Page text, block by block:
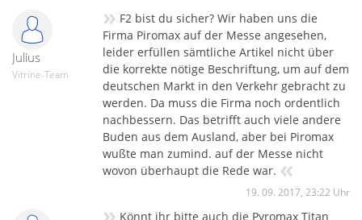
Julius
Vitrine-Team
» F2 bist du sicher? Wir haben uns die
Firma Piromax auf der Messe angesehen,
leider erfüllen sämtliche Artikel nicht über
die korrekte nötige Beschriftung, um auf dem
deutschen Markt in den Verkehr gebracht zu
werden. Da muss die Firma noch ordentlich
nachbessern. Das betrifft auch viele andere
Buden aus dem Ausland, aber bei Piromax
wußte man zumind. auf der Messe nicht
wovon überhaupt die Rede war. «
19. 09. 2017, 23:22 Uhr
Könnt ihr bitte auch die Pyromax Titan